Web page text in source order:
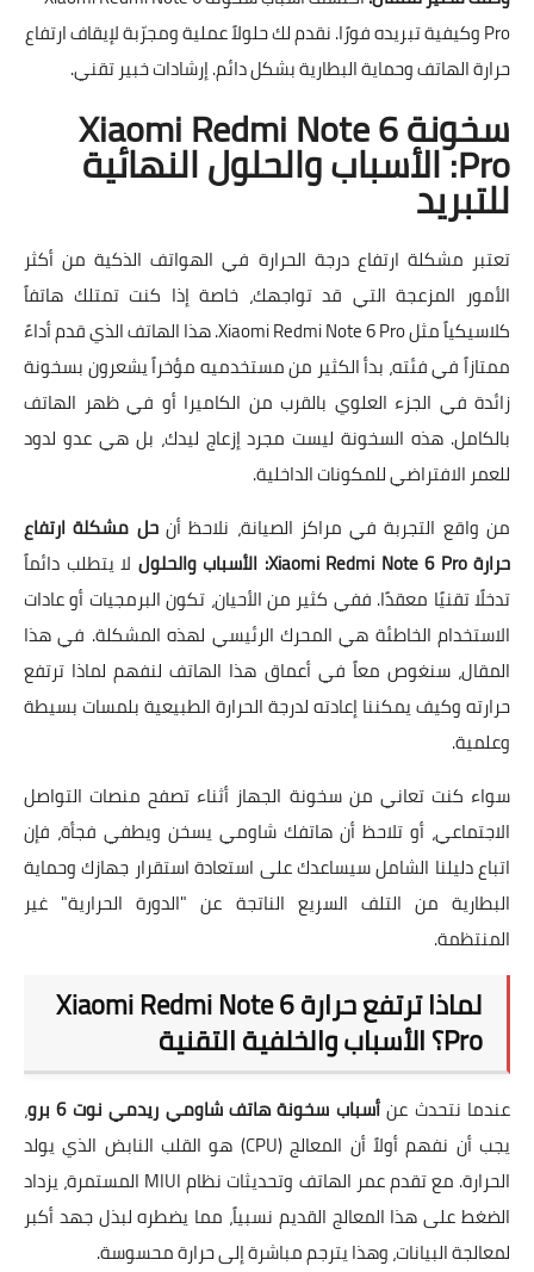
Pro وكيفية تبريده فورًا. نقدم لك حلولاً عملية ومجرّبة لإيقاف ارتفاع
حرارة الهاتف وحماية البطارية بشكل دائم. إرشادات خبير تقني.
سخونة Xiaomi Redmi Note 6
Pro: الأسباب والحلول النهائية
للتبريد
تعتبر مشكلة ارتفاع درجة الحرارة في الهواتف الذكية من أكثر
الأمور المزعجة التي قد تواجهك، خاصة إذا كنت تمتلك هاتفاً
كلاسيكياً مثل Xiaomi Redmi Note 6 Pro. هذا الهاتف الذي قدم أداءً
ممتازاً في فئته، بدأ الكثير من مستخدميه مؤخراً يشعرون بسخونة
زائدة في الجزء العلوي بالقرب من الكاميرا أو في ظهر الهاتف
بالكامل. هذه السخونة ليست مجرد إزعاج ليدك، بل هي عدو لدود
للعمر الافتراضي للمكونات الداخلية.
من واقع التجربة في مراكز الصيانة، نلاحظ أنحل مشكلة ارتفاع
حرارة Xiaomi Redmi Note 6 Pro: الأسباب والحلول
لا يتطلب دائماً
تدخلًا تقنيًا معقدًا. ففي كثير من الأحيان، تكون البرمجيات أو عادات
الاستخدام الخاطئة هي المحرك الرئيسي لهذه المشكلة. في هذا
المقال، سنغوص معاً في أعماق هذا الهاتف لنفهم لماذا ترتفع
حرارته وكيف يمكننا إعادته لدرجة الحرارة الطبيعية بلمسات بسيطة
وعلمية.
سواء كنت تعاني من سخونة الجهاز أثناء تصفح منصات التواصل
الاجتماعي، أو تلاحظ أن هاتفك شاومي يسخن ويطفي فجأة، فإن
اتباع دليلنا الشامل سيساعدك على استعادة استقرار جهازك وحماية
البطارية من التلف السريع الناتجة عن "الدورة الحرارية" غير
المنتظمة.
لماذا ترتفع حرارة Xiaomi Redmi Note 6
Pro؟ الأسباب والخلفية التقنية
عندما نتحدث عنأسباب سخونة هاتف شاومي ريدمي نوت 6 برو
،
يجب أن نفهم أولاً أن المعالج (CPU) هو القلب النابض الذي يولد
الحرارة. مع تقدم عمر الهاتف وتحديثات نظام MIUI المستمرة، يزداد
الضغط على هذا المعالج القديم نسبياً، مما يضطره لبذل جهد أكبر
لمعالجة البيانات، وهذا يترجم مباشرة إلى حرارة محسوسة.